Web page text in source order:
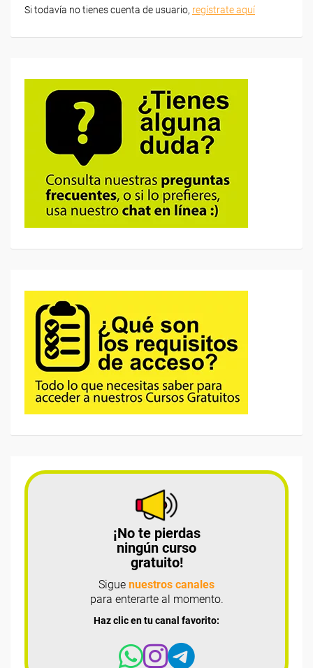
Si todavía no tienes cuenta de usuario, regístrate aquí
¡No te pierdas
ningún curso
gratuito!
Sigue nuestros canales
para enterarte al momento.
Haz clic en tu canal favorito: